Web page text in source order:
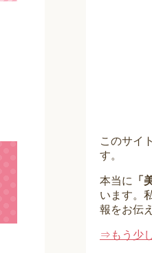
このサイ
す。
本当に 「
います。
報をお伝
⇒もう少